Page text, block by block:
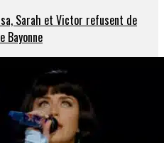
Sarah et Victor refusent de
Bayonne